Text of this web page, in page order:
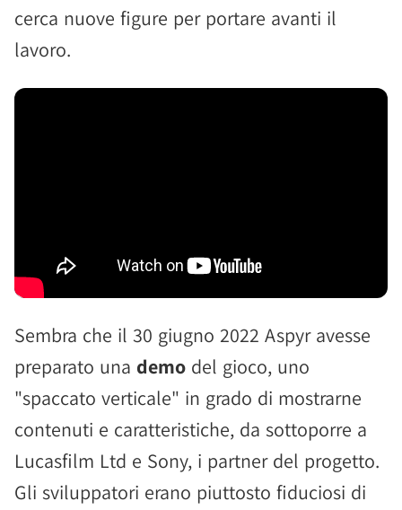
cerca nuove figure per portare avanti il
lavoro.
Sembra che il 30 giugno 2022 Aspyr avesse
preparato una demo del gioco, uno
"spaccato verticale" in grado di mostrarne
contenuti e caratteristiche, da sottoporre a
Lucasfilm Ltd e Sony, i partner del progetto.
Gli sviluppatori erano piuttosto fiduciosi di